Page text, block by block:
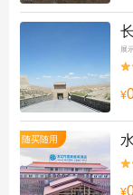
展
¥
随买随用
¥